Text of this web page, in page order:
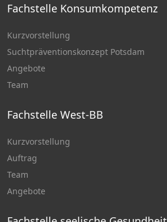
Fachstelle Konsumkompetenz
Kurzvorstellung
Suchtpräventionskonzept Potsdam
Angebote
Team
Fachstelle West-BB
Kurzvorstellung
Auftrag
Team
Angebote